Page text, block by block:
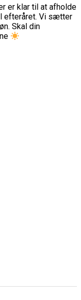
er klar til at afholde
efteråret. Vi sætter
Skal din